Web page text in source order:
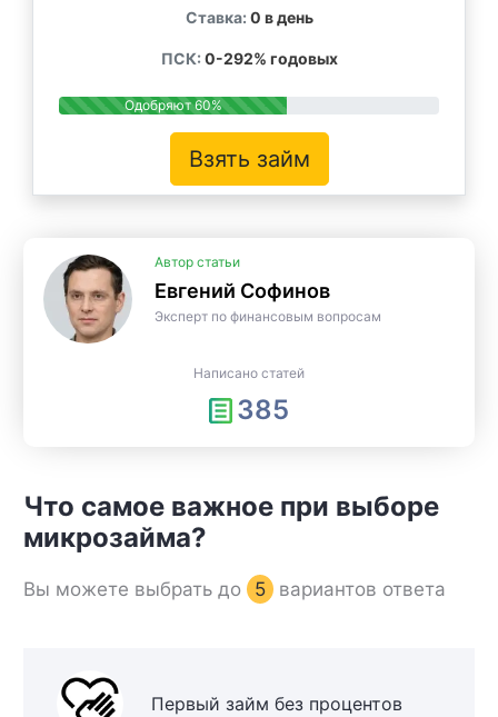
Ставка: 0 в день
ПСК: 0-292% годовых
Одобряют 60%
Взять займ
Автор статьи
Евгений Софинов
Эксперт по финансовым вопросам
Написано статей
385
Что самое важное при выборе
микрозайма?
Вы можете выбрать до 5 вариантов ответа
Первый займ без процентов